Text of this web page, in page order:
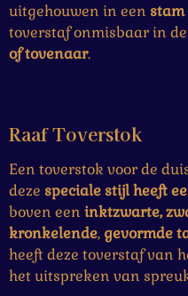
uitgehouwen in een stam
toverstaf onmisbaar in de
of tovenaar.
Raaf Toverstok
Een toverstok voor de
deze speciale stijl heeft
boven een inktzwarte,
kronkelende, gevormde
heeft deze toverstaf van
het uitspreken van